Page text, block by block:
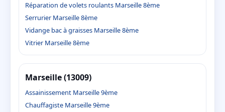
Réparation de volets roulants Marseille 8ème
Serrurier Marseille 8ème
Vidange bac à graisses Marseille 8ème
Vitrier Marseille 8ème
Marseille (13009)
Assainissement Marseille 9ème
Chauffagiste Marseille 9ème